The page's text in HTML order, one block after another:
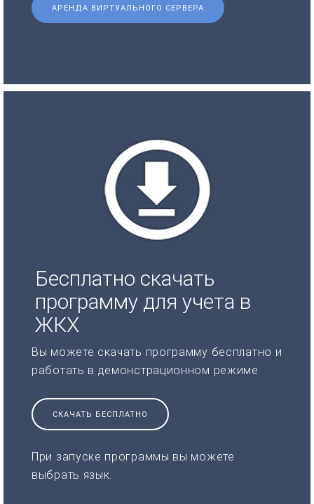
АРЕНДА ВИРТУАЛЬНОГО СЕРВЕРА
Бесплатно скачать
программу для учета в
ЖКХ
Вы можете скачать программу бесплатно и
работать в демонстрационном режиме
СКАЧАТЬ БЕСПЛАТНО
При запуске программы вы можете
выбрать язык.